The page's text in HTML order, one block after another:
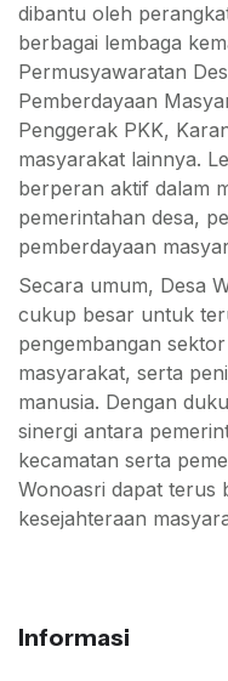
dibantu oleh
berbagai lembaga
Permusyawaratan
Pemberdayaan
Penggerak PKK,
masyarakat lainnya.
berperan aktif dalam
pemerintahan desa,
pemberdayaan
Secara umum, Desa
cukup besar untuk
pengembangan
masyarakat, serta
manusia. Dengan
sinergi antara
kecamatan serta
Wonoasri dapat terus
kesejahteraan
Informasi